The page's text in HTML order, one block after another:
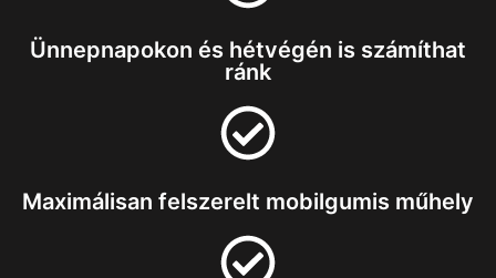
Ünnepnapokon és hétvégén is számíthat
ránk
Maximálisan felszerelt mobilgumis műhely